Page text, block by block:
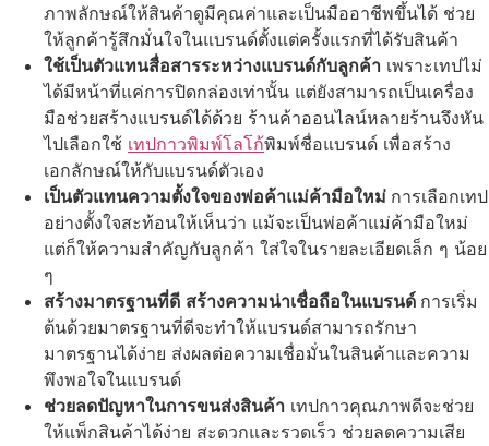
ภาพลักษณ์ให้สินค้าดูมีคุณค่าและเป็นมืออาชีพขึ้นได้ ช่วย
ให้ลูกค้ารู้สึกมั่นใจในแบรนด์ตั้งแต่ครั้งแรกที่ได้รับสินค้า
ใช้เป็นตัวแทนสื่อสารระหว่างแบรนด์กับลูกค้า เพราะเทปไม่
ได้มีหน้าที่แค่การปิดกล่องเท่านั้น แต่ยังสามารถเป็นเครื่อง
มือช่วยสร้างแบรนด์ได้ด้วย ร้านค้าออนไลน์หลายร้านจึงหัน
ไปเลือกใช้ เทปกาวพิมพ์โลโก้พิมพ์ชื่อแบรนด์ เพื่อสร้าง
เอกลักษณ์ให้กับแบรนด์ตัวเอง
เป็นตัวแทนความตั้งใจของพ่อค้าแม่ค้ามือใหม่ การเลือกเทป
อย่างตั้งใจสะท้อนให้เห็นว่า แม้จะเป็นพ่อค้าแม่ค้ามือใหม่
แต่ก็ให้ความสำคัญกับลูกค้า ใส่ใจในรายละเอียดเล็ก ๆ น้อย
ๆ
สร้างมาตรฐานที่ดี สร้างความน่าเชื่อถือในแบรนด์ การเริ่ม
ต้นด้วยมาตรฐานที่ดีจะทำให้แบรนด์สามารถรักษา
มาตรฐานได้ง่าย ส่งผลต่อความเชื่อมั่นในสินค้าและความ
พึงพอใจในแบรนด์
ช่วยลดปัญหาในการขนส่งสินค้า เทปกาวคุณภาพดีจะช่วย
ให้แพ็กสินค้าได้ง่าย สะดวกและรวดเร็ว ช่วยลดความเสีย